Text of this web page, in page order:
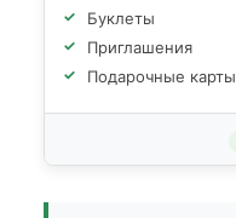
Буклеты
Приглашения
Подарочные карты